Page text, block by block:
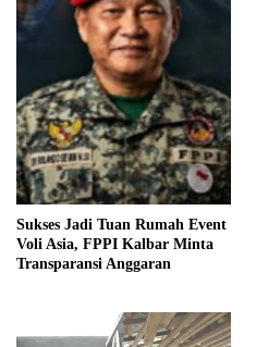
Sukses Jadi Tuan Rumah Event
Voli Asia, FPPI Kalbar Minta
Transparansi Anggaran